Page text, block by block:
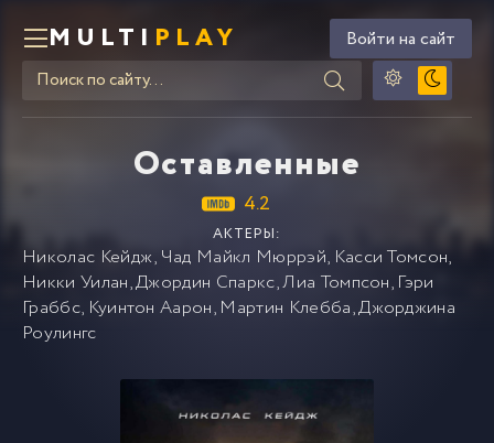
MULTI PLAY Войти на сайт
Оставленные
4.2
АКТЕРЫ:
Николас Кейдж, Чад Майкл Мюррэй, Касси Томсон,
Никки Уилан,Джордин Спаркс,Лиа Томпсон, Гэри
Граббс, Куинтон Аарон, Мартин Клебба,Джорджина
Роулингс